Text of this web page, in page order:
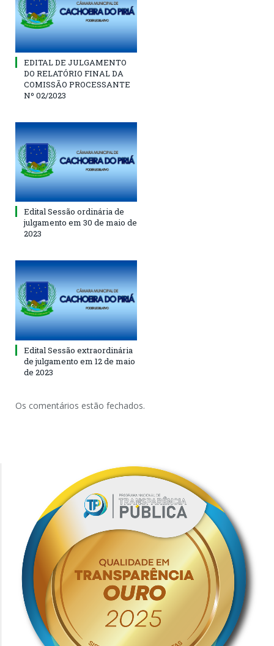
EDITAL DE JULGAMENTO
DO RELATÓRIO FINAL DA
COMISSÃO PROCESSANTE
Nº 02/2023
Edital Sessão ordinária de
julgamento em 30 de maio de
2023
Edital Sessão extraordinária
de julgamento em 12 de maio
de 2023
Os comentários estão fechados.